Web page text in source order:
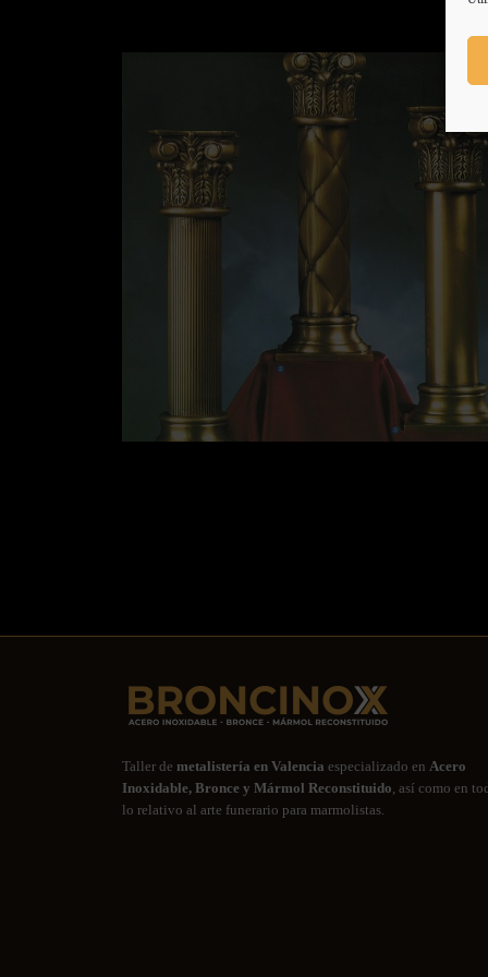
Taller de metalistería en Valencia especializado en Acero
Inoxidable, Bronce y Mármol Reconstituido , así como en
lo relativo al arte funerario para marmolistas.